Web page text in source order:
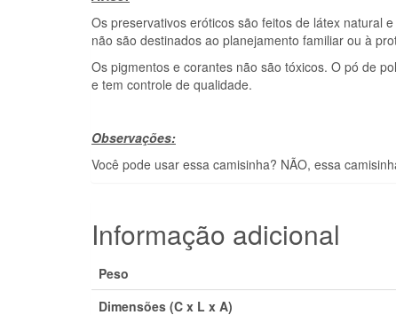
Os preservativos eróticos são feitos de látex natural
não são destinados ao planejamento familiar ou à
Os pigmentos e corantes não são tóxicos. O pó de
e tem controle de qualidade.
Observações:
Você pode usar essa camisinha? NÃO, essa
Informação adicional
Peso
Dimensões (C x L x A)